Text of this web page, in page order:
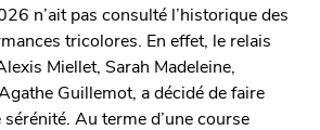
n’ait pas consulté l’historique des
tricolores. En effet, le relais
Miellet, Sarah Madeleine,
Guillemot, a décidé de faire
Au terme d’une course